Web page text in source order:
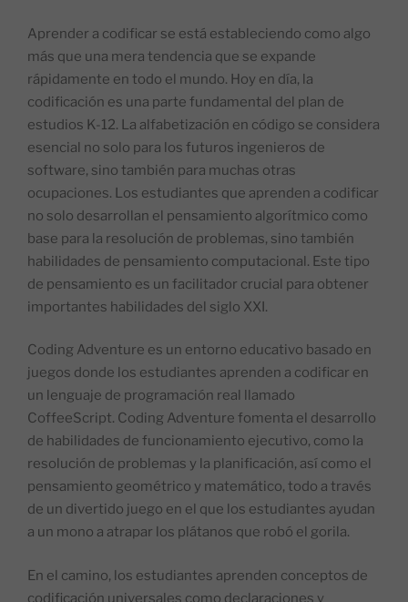
Aprender a codificar se está estableciendo como algo
más que una mera tendencia que se expande
rápidamente en todo el mundo. Hoy en día, la
codificación es una parte fundamental del plan de
estudios K-12. La alfabetización en código se considera
esencial no solo para los futuros ingenieros de
software, sino también para muchas otras
ocupaciones. Los estudiantes que aprenden a codificar
no solo desarrollan el pensamiento algorítmico como
base para la resolución de problemas, sino también
habilidades de pensamiento computacional. Este tipo
de pensamiento es un facilitador crucial para obtener
importantes habilidades del siglo XXI.
Coding Adventure es un entorno educativo basado en
juegos donde los estudiantes aprenden a codificar en
un lenguaje de programación real llamado
CoffeeScript. Coding Adventure fomenta el desarrollo
de habilidades de funcionamiento ejecutivo, como la
resolución de problemas y la planificación, así como el
pensamiento geométrico y matemático, todo a través
de un divertido juego en el que los estudiantes ayudan
a un mono a atrapar los plátanos que robó el gorila.
En el camino, los estudiantes aprenden conceptos de
codificación universales como declaraciones y